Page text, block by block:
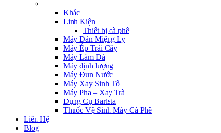
Khác
Linh Kiện
Thiết bị cà phê
Máy Dán Miệng Ly
Máy Ép Trái Cây
Máy Làm Đá
Máy định lượng
Máy Đun Nước
Máy Xay Sinh Tố
Máy Pha – Xay Trà
Dụng Cụ Barista
Thuốc Vệ Sinh Máy Cà Phê
Liên Hệ
Blog